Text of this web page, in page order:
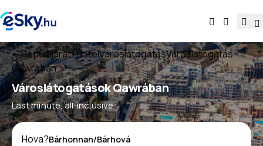
Repülőjárat+HotelVároslátogatásVároslátogatás
Qawrában
Városlátogatások Qawrában
Last minute, all-inclusive
Hova?